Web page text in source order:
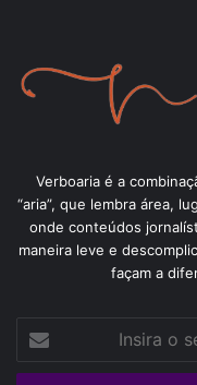
Verboaria é a
“aria”, que lembra área,
onde conteúdos
maneira leve e
façam a
Insira
seu